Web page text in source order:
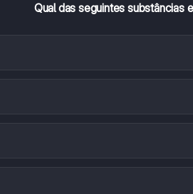
Qual das seguintes substâncias